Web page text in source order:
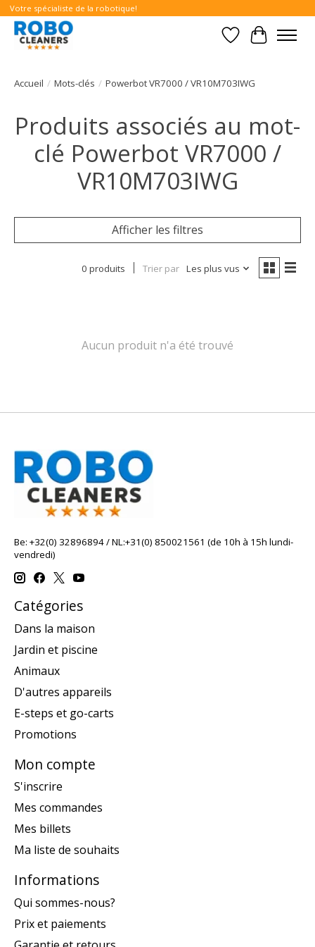
Votre spécialiste de la robotique!
Liste dePanier
Accueil / Mots-clés / Powerbot VR7000 / VR10M703IWG
Produits associés au mot-
clé Powerbot VR7000 /
VR10M703IWG
Afficher les filtres
0 produits Trier par Les plus vus
Aucun produit n'a été trouvé
Be: +32(0) 32896894 / NL:+31(0) 850021561 (de 10h à 15h lundi-
vendredi)
Catégories
Dans la maison
Jardin et piscine
Animaux
D'autres appareils
E-steps et go-carts
Promotions
Mon compte
S'inscrire
Mes commandes
Mes billets
Ma liste de souhaits
Informations
Qui sommes-nous?
Prix et paiements